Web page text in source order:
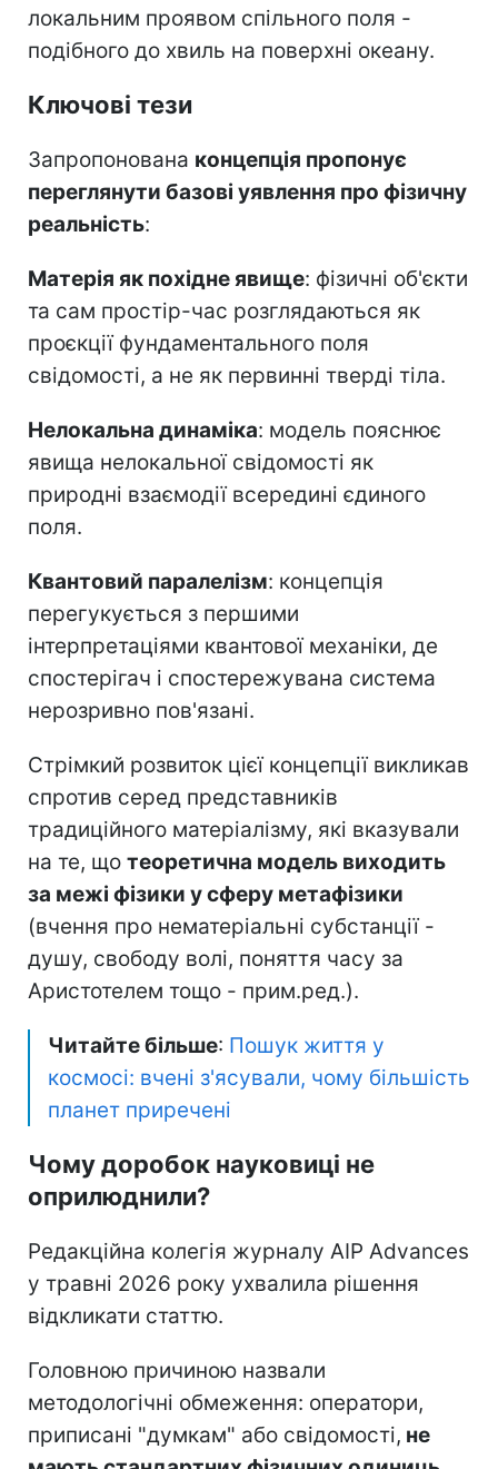
локальним проявом спільного поля -
подібного до хвиль на поверхні океану.
Ключові тези
Запропонована концепція пропонує
переглянути базові уявлення про фізичну
реальність:
Матерія як похідне явище: фізичні об'єкти
та сам простір-час розглядаються як
проєкції фундаментального поля
свідомості, а не як первинні тверді тіла.
Нелокальна динаміка: модель пояснює
явища нелокальної свідомості як
природні взаємодії всередині єдиного
поля.
Квантовий паралелізм: концепція
перегукується з першими
інтерпретаціями квантової механіки, де
спостерігач і спостережувана система
нерозривно пов'язані.
Стрімкий розвиток цієї концепції викликав
спротив серед представників
традиційного матеріалізму, які вказували
на те, що теоретична модель виходить
за межі фізики у сферу метафізики
(вчення про нематеріальні субстанції -
душу, свободу волі, поняття часу за
Аристотелем тощо - прим.ред.).
Читайте більше: Пошук життя у
космосі: вчені з'ясували, чому більшість
планет приречені
Чому доробок науковиці не
оприлюднили?
Редакційна колегія журналу AIP Advances
у травні 2026 року ухвалила рішення
відкликати статтю.
Головною причиною назвали
методологічні обмеження: оператори,
приписані "думкам" або свідомості, не